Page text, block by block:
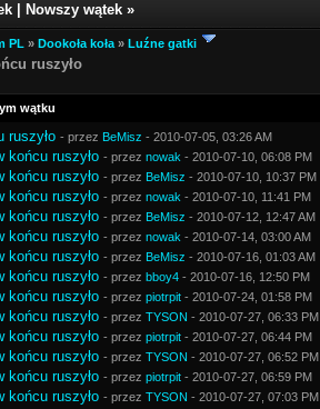
Nowszy wątek »
PL » Dookoła koła » Luźne gatki
ruszyło
wątku
ruszyło - przez BeMisz - 2010-07-05, 03:26 AM
końcu ruszyło - przez nowak - 2010-07-10, 06:08 PM
końcu ruszyło - przez BeMisz - 2010-07-10, 10:37 PM
końcu ruszyło - przez nowak - 2010-07-10, 11:41 PM
końcu ruszyło - przez BeMisz - 2010-07-12, 12:47 AM
końcu ruszyło - przez nowak - 2010-07-14, 03:00 AM
końcu ruszyło - przez BeMisz - 2010-07-16, 01:03 AM
końcu ruszyło - przez bboy4 - 2010-07-16, 12:50 PM
końcu ruszyło - przez piotrpit - 2010-07-24, 01:58 PM
końcu ruszyło - przez TYSON - 2010-07-27, 06:33 PM
końcu ruszyło - przez piotrpit - 2010-07-27, 06:44 PM
końcu ruszyło - przez TYSON - 2010-07-27, 06:52 PM
końcu ruszyło - przez piotrpit - 2010-07-27, 06:59 PM
końcu ruszyło - przez TYSON - 2010-07-27, 07:03 PM